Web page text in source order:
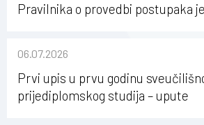
Pravilnika o provedbi postupaka
Osijeku
06.07.2026
Prvi upis u prvu godinu
prijediplomskog studija – upute